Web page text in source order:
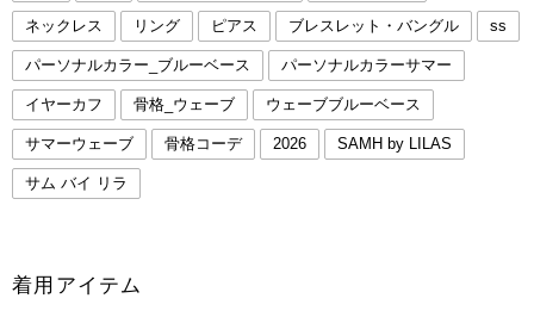
ネックレス リング ピアス ブレスレット・バングル ss
パーソナルカラー_ブルーベース パーソナルカラーサマー
イヤーカフ 骨格_ウェーブ ウェーブブルーベース
サマーウェーブ 骨格コーデ 2026 SAMH by LILAS
サム バイ リラ
着用アイテム